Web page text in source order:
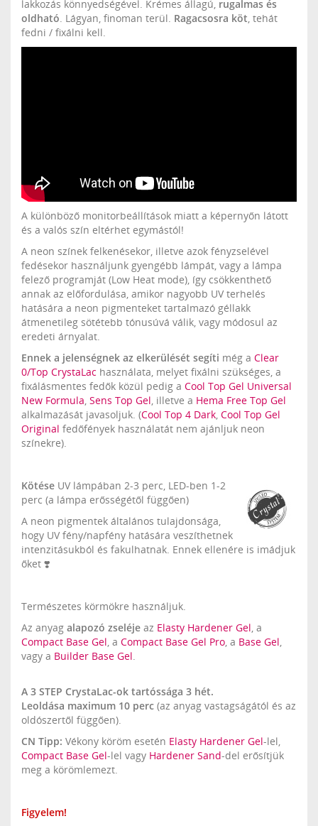
lakkozás könnyedségével. Krémes állagú, rugalmas és
oldható. Lágyan, finoman terül. Ragacsosra köt, tehát
fedni / fixálni kell.
A különböző monitorbeállítások miatt a képernyőn látott
és a valós szín eltérhet egymástól!
A neon színek felkenésekor, illetve azok fényzselével
fedésekor használjunk gyengébb lámpát, vagy a lámpa
felező programját (Low Heat mode), így csökkenthető
annak az előfordulása, amikor nagyobb UV terhelés
hatására a neon pigmenteket tartalmazó géllakk
átmenetileg sötétebb tónusúvá válik, vagy módosul az
eredeti árnyalat.
Ennek a jelenségnek az elkerülését segíti még a Clear
0/Top CrystaLac használata, melyet fixálni szükséges, a
fixálásmentes fedők közül pedig a Cool Top Gel Universal
New Formula, Sens Top Gel, illetve a Hema Free Top Gel
alkalmazását javasoljuk. (Cool Top 4 Dark, Cool Top Gel
Original fedőfények használatát nem ajánljuk neon
színekre).
Kötése UV lámpában 2-3 perc, LED-ben 1-2
perc (a lámpa erősségétől függően)
A neon pigmentek általános tulajdonsága,
hogy UV fény/napfény hatására veszíthetnek
intenzitásukból és fakulhatnak. Ennek ellenére is imádjuk
őket ❣️
Természetes körmökre használjuk.
Az anyag alapozó zseléje az Elasty Hardener Gel, a
Compact Base Gel, a Compact Base Gel Pro, a Base Gel,
vagy a Builder Base Gel.
A 3 STEP CrystaLac-ok tartóssága 3 hét.
Leoldása maximum 10 perc (az anyag vastagságától és az
oldószertől függően).
CN Tipp: Vékony köröm esetén Elasty Hardener Gel-lel,
Compact Base Gel-lel vagy Hardener Sand-del erősítjük
meg a körömlemezt.
Figyelem!